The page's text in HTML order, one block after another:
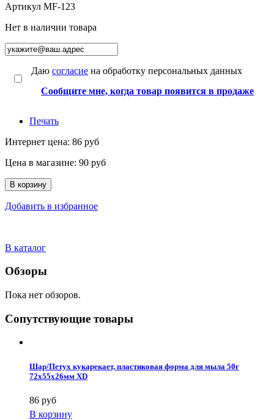
Артикул MF-123
Нет в наличии товара
Даю согласие на обработку персональных данных
Сообщите мне, когда товар появится в продаже
Печать
Интернет цена: 86 руб
Цена в магазине: 90 руб
В корзину
Добавить в избранное
В каталог
Обзоры
Пока нет обзоров.
Сопутствующие товары
Шар/Петух кукарекает, пластиковая форма для мыла 50г
72х55х26мм XD
86 руб
В корзину